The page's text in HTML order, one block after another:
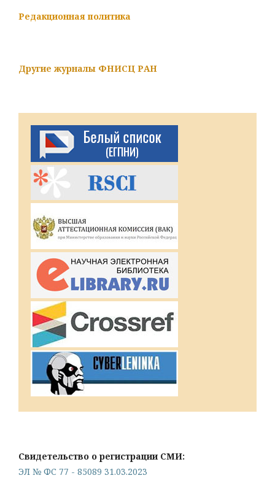
Редакционная политика
Другие журналы ФНИСЦ РАН
Свидетельство о регистрации СМИ:
ЭЛ № ФС 77 - 85089 31.03.2023